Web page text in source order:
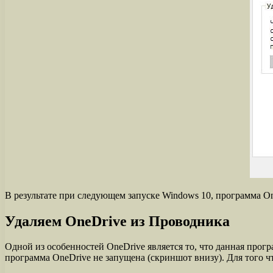
В результате при следующем запуске Windows 10, программа
Удаляем OneDrive из Проводника
Одной из особенностей OneDrive является то, что данная
программа OneDrive не запущена (скриншот внизу). Для того